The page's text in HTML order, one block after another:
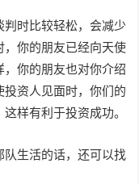
判时比较轻松，会减少
你的朋友已经向天使
你的朋友也对你介绍
资人见面时，你们的
样有利于投资成功。
队生活的话，还可以找